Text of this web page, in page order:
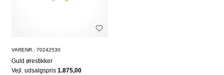
VARENR.: 70242530
Guld ørestikker
Vejl. udsalgspris 1.875,00